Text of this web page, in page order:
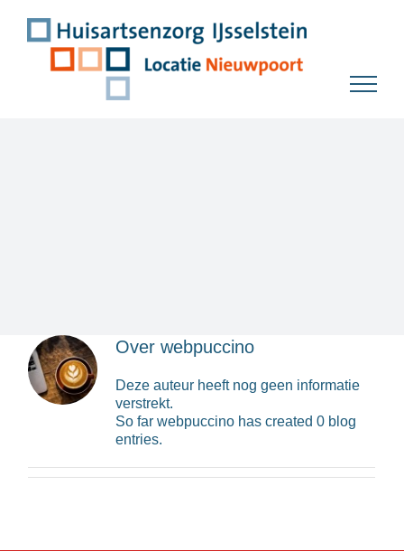
inhoud
Overwebpuccino
Deze auteur heeft nog geen informatie
verstrekt.
So far webpuccino has created 0 blog
entries.